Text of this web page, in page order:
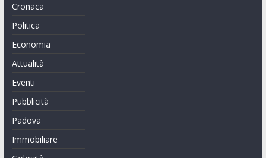
Cronaca
Politica
Economia
Attualità
Eventi
Pubblicità
Padova
Immobiliare